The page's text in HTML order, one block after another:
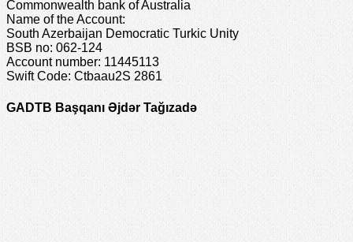
Name of the Bank:
Commonwealth bank of Australia
Name of the Account:
South Azerbaijan Democratic Turkic Unity
BSB no: 062-124
Account number: 11445113
Swift Code: Ctbaau2S 2861
GADTB Başqanı Əjdər Tağızadə